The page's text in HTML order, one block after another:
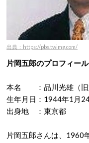
出典：https://pbs.twimg.com/
片岡五郎のプロフィール
本名 ：品川光雄（旧
生年月日：1944年1月
出身地 ：東京都
片岡五郎さんは、1960